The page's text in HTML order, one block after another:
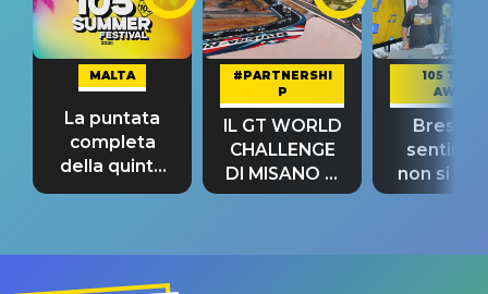
MALTA
La puntata
completa
della quinta
tappa
#PARTNERSHI
P
IL GT WORLD
CHALLENGE
DI MISANO si
riconferma
105 TAKE
AWAY
Bresh:
non si
fino alla